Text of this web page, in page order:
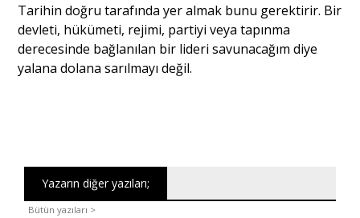
Tarihin doğru tarafında yer almak bunu gerektirir. Bir
devleti, hükümeti, rejimi, partiyi veya tapınma
derecesinde bağlanılan bir lideri savunacağım diye
yalana dolana sarılmayı değil.
Yazarın diğer yazıları;
Bütün yazıları >